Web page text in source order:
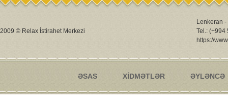
2009 © Relax İstirahet Merkezi
Lenkeran
Tel.:
https://
ƏSAS XİDMƏTLƏR ƏYLƏNCƏ